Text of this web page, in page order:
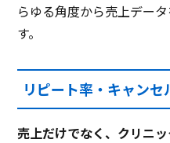
らゆる角度から売上デー
す。
リピート率・キャンセ
売上だけでなく、クリニ